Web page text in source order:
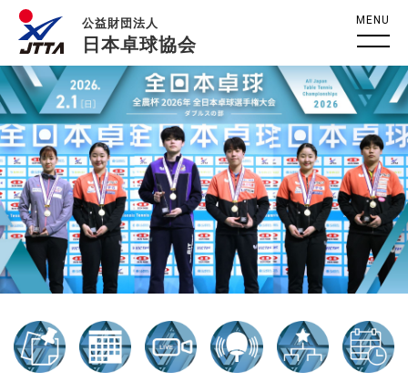
公益財団法人
日本卓球協会
MENU